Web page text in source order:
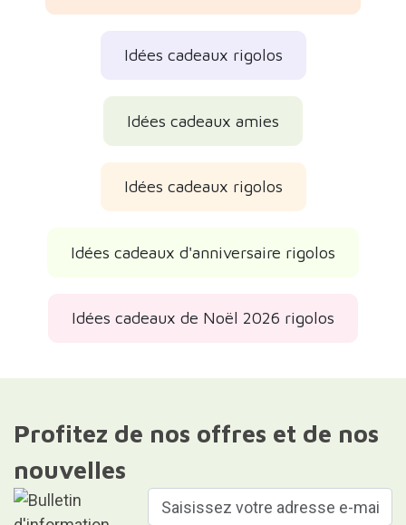
Idées cadeaux rigolos
Idées cadeaux amies
Idées cadeaux rigolos
Idées cadeaux d'anniversaire rigolos
Idées cadeaux de Noël 2026 rigolos
Profitez de nos offres et de nos
nouvelles